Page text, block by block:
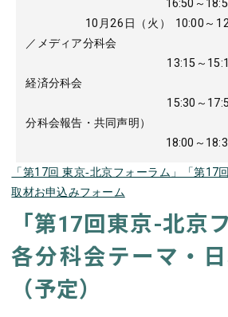
16:50～18:50 国際
10月26日（火） 10:00～
／メディア分科会
13:15～15:15 安全
経済分科会
15:30～17:50 全体
分科会報告・共同声明）
18:00～18:30 記
「第17回 東京‐北京フォーラム」「第17
取材お申込みフォーム
「第17回東京-北京
各分科会テーマ・
（予定）